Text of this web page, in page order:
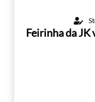
Feirinha da